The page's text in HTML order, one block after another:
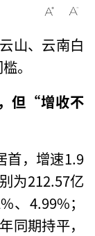
山、云南白
。
但“增收不
首，增速1.9
为212.57亿
、4.99%；
同期持平，